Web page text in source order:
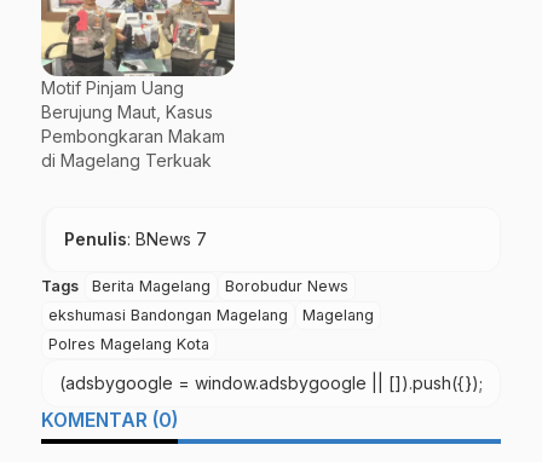
Motif Pinjam Uang
Berujung Maut, Kasus
Pembongkaran Makam
di Magelang Terkuak
Penulis: BNews 7
Tags Berita Magelang
Borobudur News
ekshumasi Bandongan Magelang
Magelang
Polres Magelang Kota
(adsbygoogle = window.adsbygoogle || []).push({});
KOMENTAR (0)